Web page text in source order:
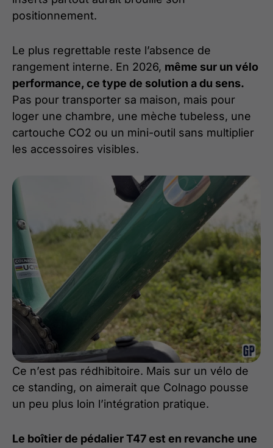
positionnement.
Le plus regrettable reste l’absence de
rangement interne. En 2026, même sur un vélo
performance, ce type de solution a du sens.
Pas pour transporter sa maison, mais pour
loger une chambre, une mèche tubeless, une
cartouche CO2 ou un mini-outil sans multiplier
les accessoires visibles.
Ce n’est pas rédhibitoire. Mais sur un vélo de
ce standing, on aimerait que Colnago pousse
un peu plus loin l’intégration pratique.
Le boîtier de pédalier T47 est en revanche une